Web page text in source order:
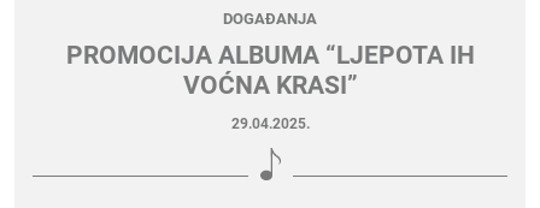
DOGAĐANJA
PROMOCIJA ALBUMA “LJEPOTA IH
VOĆNA KRASI”
29.04.2025.